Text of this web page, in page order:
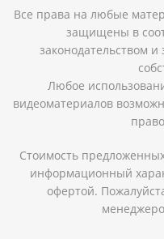
Все права на любые
защищены в
законодательством и
Любое
видеоматериалов
Стоимость
информационный
офертой.